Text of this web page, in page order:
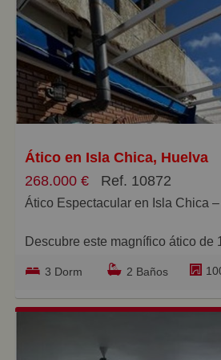
los honorarios de la inmobiliaria
impuestos legales derivados de la
Impuesto de Transmisiones
J. D en su caso, Aranceles
Propiedad. Estos corren por
Ático en Isla Chica, Huelva
268.000 €
Ref. 10872
Ático Espectacular en Isla Chica
Descubre este magnífico ático de
codiciada zona de Isla Chica,
elegancia se fusionan. Al entrar,
hall con acceso a salón comedor
3 Dorm 2 Baños